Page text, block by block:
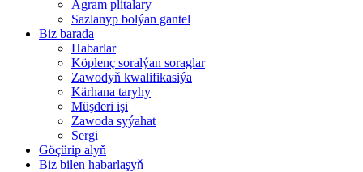
Agram plitalary
Sazlanyp bolýan gantel
Biz barada
Habarlar
Köplenç soralýan soraglar
Zawodyň kwalifikasiýa
Kärhana taryhy
Müşderi işi
Zawoda syýahat
Sergi
Göçürip alyň
Biz bilen habarlaşyň